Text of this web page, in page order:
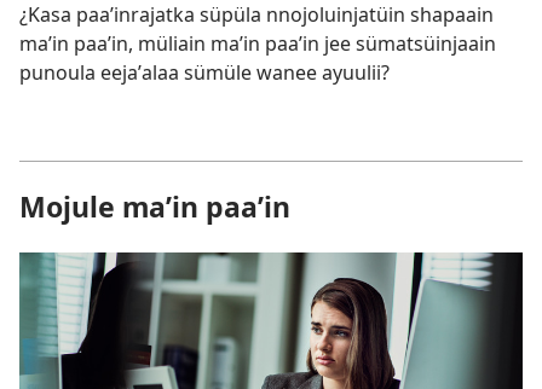
¿Kasa paaʼinrajatka süpüla nnojoluinjatüin shapaain
maʼin paaʼin, müliain maʼin paaʼin jee sümatsüinjaain
punoula eejaʼalaa sümüle wanee ayuulii?
Mojule ma’in paa’in